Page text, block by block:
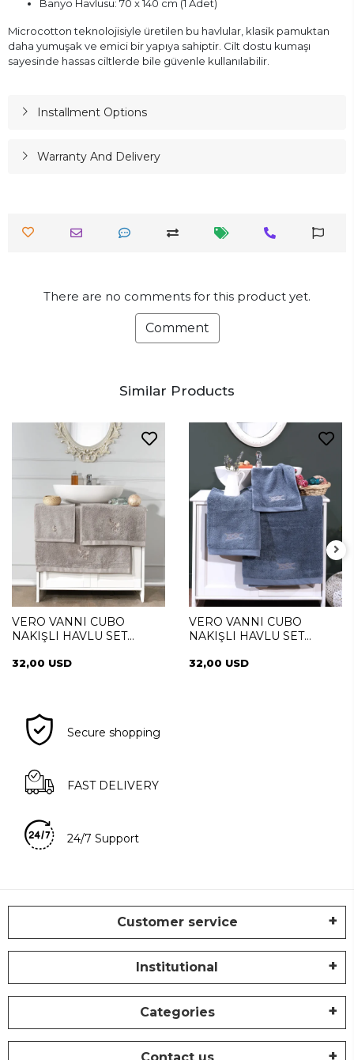
Banyo Havlusu: 70 x 140 cm (1 Adet)
Microcotton teknolojisiyle üretilen bu havlular, klasik pamuktan
daha yumuşak ve emici bir yapıya sahiptir. Cilt dostu kumaşı
sayesinde hassas ciltlerde bile güvenle kullanılabilir.
Installment Options
Warranty And Delivery
There are no comments for this product yet.
Comment
Similar Products
VERO VANNI CUBO
NAKIŞLI HAVLU SET
32,00 USD
VERO VANNI CUBO
NAKIŞLI HAVLU SET
32,00 USD
Secure shopping
FAST DELIVERY
24/7 Support
Customer service
Institutional
Categories
Contact us